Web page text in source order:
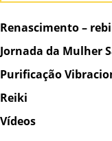
Renascimento –
Jornada da Mulher
Purificação
Reiki
Vídeos